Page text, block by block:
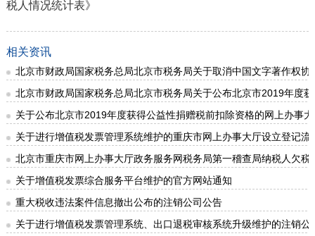
税人情况统计表》
相关资讯
北京市财政局国家税务总局北京市税务局关于取消中国文字著作权
北京市财政局国家税务总局北京市税务局关于公布北京市2019年度
关于公布北京市2019年度获得公益性捐赠税前扣除资格的网上办事
关于进行增值税发票管理系统维护的重庆市网上办事大厅设立登记流
北京市重庆市网上办事大厅政务服务网税务局第一稽查局纳税人欠税
关于增值税发票综合服务平台维护的官方网站通知
重大税收违法案件信息撤出公布的注销公司公告
关于进行增值税发票管理系统、出口退税审核系统升级维护的注销公